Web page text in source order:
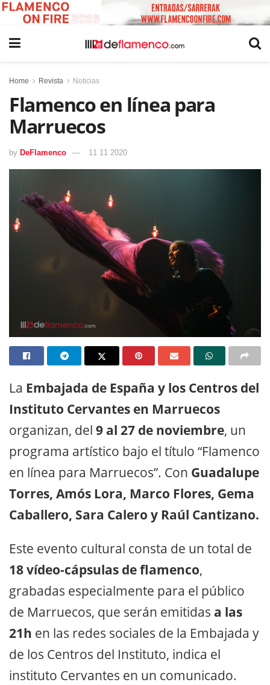
Home Revista Noticias
Flamenco en línea para
Marruecos
by DeFlamenco 11 11 2020
La Embajada de España y los Centros del
Instituto Cervantes en Marruecos
organizan, del 9 al 27 de noviembre, un
programa artístico bajo el título “Flamenco
en línea para Marruecos”. Con Guadalupe
Torres, Amós Lora, Marco Flores, Gema
Caballero, Sara Calero y Raúl Cantizano.
Este evento cultural consta de un total de
18 vídeo-cápsulas de flamenco,
grabadas especialmente para el público
de Marruecos, que serán emitidas a las
21h en las redes sociales de la Embajada y
de los Centros del Instituto, indica el
instituto Cervantes en un comunicado.